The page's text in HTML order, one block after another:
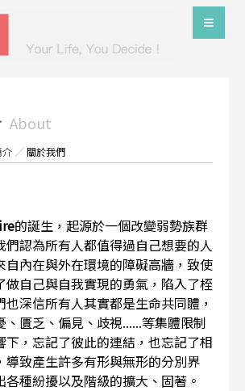
About
介 ／關於我們
的誕生，起源於一個改變弱勢族群
們認為所有人都值得過自己想要的人
自內在與外在環境的障礙高牆，致使
做自己與自我實現的勇氣，陷入了桎
深信所有人其實都是生命共同體，
、匱乏、偏見、歧視......等集體限制
下，忘記了彼此的連結，也忘記了相
導致產生許多有形與無形的分別界
種紛擾以及階級的擴大、固著。